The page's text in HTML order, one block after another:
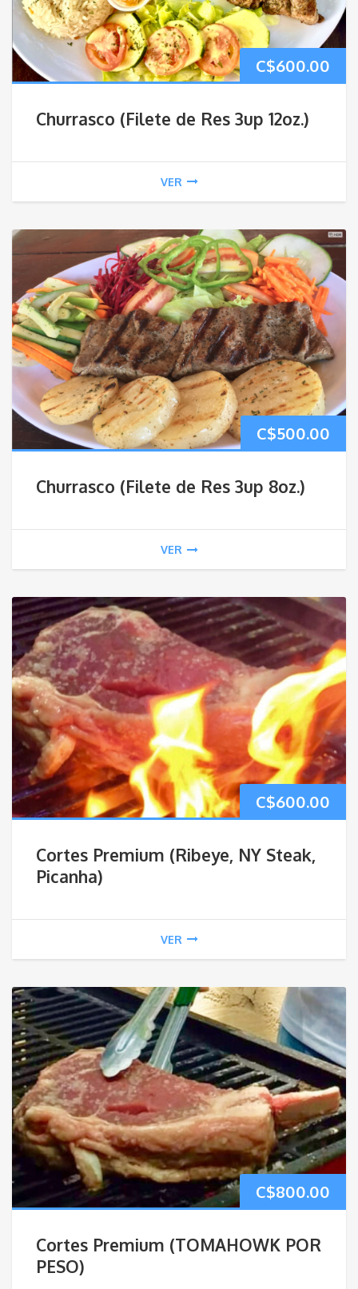
C$600.00
Churrasco (Filete de Res 3up 12oz.)
VER
C$500.00
Churrasco (Filete de Res 3up 8oz.)
VER
C$600.00
Cortes Premium (Ribeye, NY Steak,
Picanha)
VER
C$800.00
Cortes Premium (TOMAHOWK POR
PESO)